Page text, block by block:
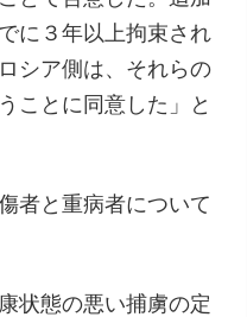
に３年以上拘束され
シア側は、それらの
ことに同意した」と
者と重病者について
状態の悪い捕虜の定